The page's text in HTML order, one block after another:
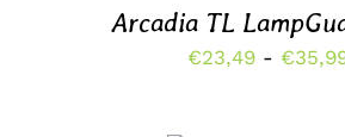
Arcadia TL
€23,49 - €